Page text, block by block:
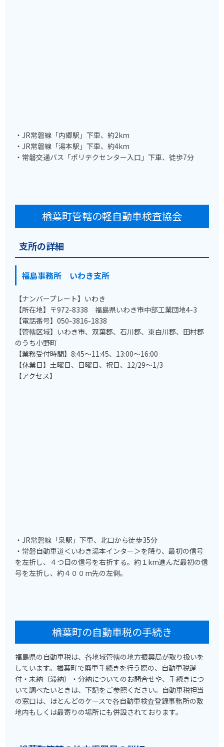
・JR常磐線「内郷駅」下車、約2km
・JR常磐線「湯本駅」下車、約4km
・常磐交通バス「ポリテクセンター入口」下車、徒歩7分
楢葉町管轄の軽自動車検査協会
支所の詳細
福島事務所 いわき支所
【ナンバープレート】いわき
【所在地】〒972-8338 福島県いわき市中部工業団地4-3
【電話番号】050-3816-1838
【管轄区域】いわき市、双葉郡、石川郡、東白川郡、田村郡
のうち小野町
【業務受付時間】8:45～11:45、13:00～16:00
【休業日】土曜日、日曜日、祝日、12/29～1/3
【アクセス】
・JR常磐線「泉駅」下車、北口から徒歩35分
・常磐自動車道＜いわき湯本インター＞を降り、最初の信号
を左折し、４つ目の信号を右折する。約１km進んだ最初の信
号を左折し、約４００m先の左側。
楢葉町の自動車税の手続き
福島県の自動車税は、各地域管轄の地方振興局が取り扱いを
しています。楢葉町で廃車手続きを行う際の、自動車税還
付・未納（滞納）・分納についてのお問合せや、手続きにつ
いて調べたいときは、下記をご参照ください。自動車税担当
の窓口は、ほとんどのケースで各自動車検査登録事務所の敷
地内もしくは最寄りの場所にも併設されております。